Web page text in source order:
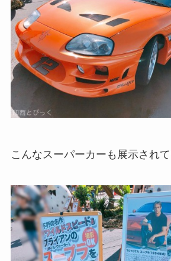
こんなスーパーカーも展示されて